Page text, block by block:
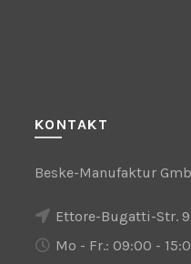
KONTAKT
Beske-Manufaktur
Ettore-Bugatti-Str.
Mo - Fr.: 09:00 -